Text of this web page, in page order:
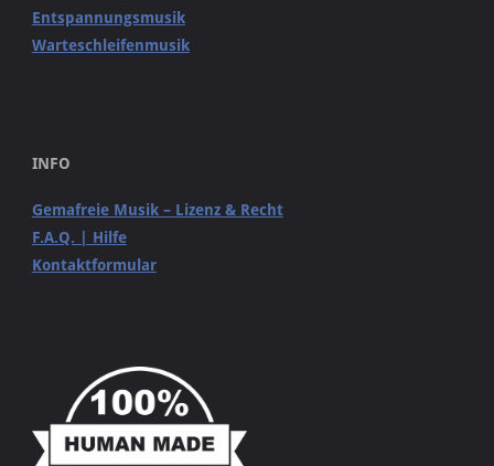
Entspannungsmusik
Warteschleifenmusik
INFO
Gemafreie Musik – Lizenz & Recht
F.A.Q. | Hilfe
Kontaktformular